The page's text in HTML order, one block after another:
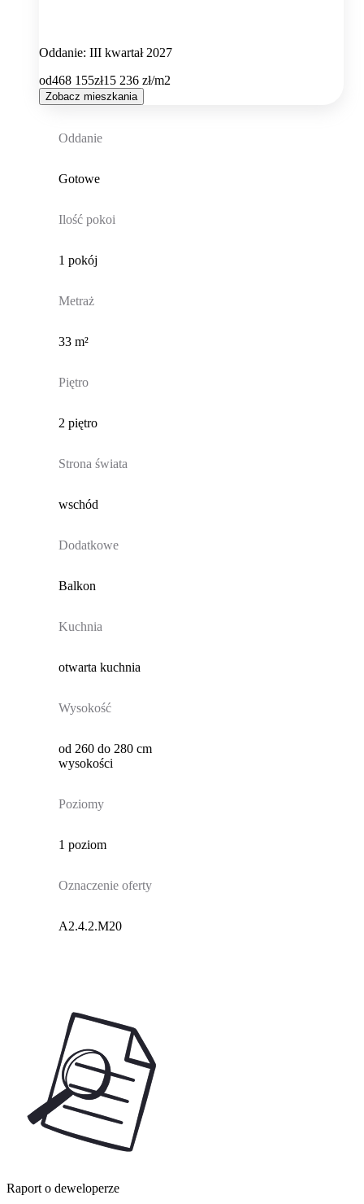
Oddanie: III kwartał 2027
od468 155zł15 236 zł/m2
Zobacz mieszkania
Oddanie
Gotowe
Ilość pokoi
1 pokój
Metraż
33 m²
Piętro
2 piętro
Strona świata
wschód
Dodatkowe
Balkon
Kuchnia
otwarta kuchnia
Wysokość
od 260 do 280 cm
wysokości
Poziomy
1 poziom
Oznaczenie oferty
A2.4.2.M20
Raport o deweloperze